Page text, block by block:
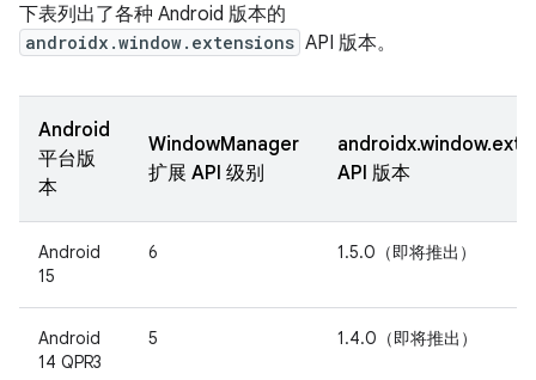
下表列出了各种 Android 版本的
androidx.window.extensions API 版本。
Android
平台版
本
WindowManager
扩展 API 级别
API 版本
Android
15
6 1.5.0（即将推出）
Android
14 QPR3
5 1.4.0（即将推出）